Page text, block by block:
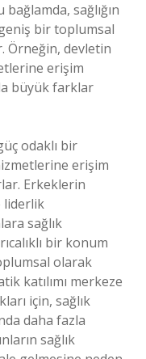
sağlığın
bir toplumsal
Örneğin, devletin
erişim
büyük farklar
odaklı bir
erişim
Erkeklerin
liderlik
sağlık
bir konum
olarak
katılımı merkeze
için, sağlık
daha fazla
sağlık